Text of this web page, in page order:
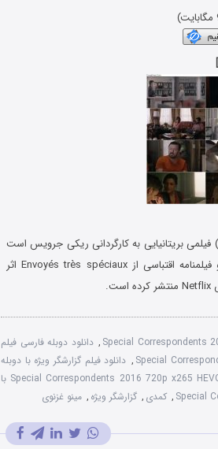
]
فیلم سینمایی گزارشگر ویژه یا خبرنگاران ویژه (Special Correspondents) فیلمی بریتانیایی به کارگردانی ریکی جرویس است
که در سال 2016 منتشر شد. نویسنده این فیلم Ricky Gervais است و فیلمنامه اقتباسی از Envoyés très spéciaux اثر
, دانلود دوبله فارسی فیلم
, دانلود فیلم گزارشگر ویژه با دوبله
فیلم Special Correspondents 2016 720p x265 HEVC با
, کمدی , گزارشگر ویژه , مینو غزنوی